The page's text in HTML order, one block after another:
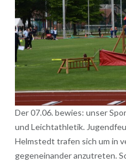
Der 07.06. bewies: unser
und Leichtathletik.
Helmstedt trafen sich um in
gegeneinander anzutreten.